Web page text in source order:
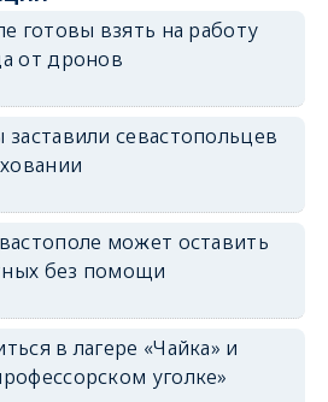
готовы взять на работу
от дронов
севастопольцев
может оставить
без помощи
в лагере «Чайка» и
уголке»